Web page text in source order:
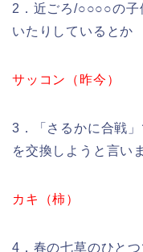
2．近ごろ/○○○○の子
いたりしているとか
サッコン（昨今）
3．「さるかに合戦
を交換しようと言い
カキ（柿）
4．春の七草のひと